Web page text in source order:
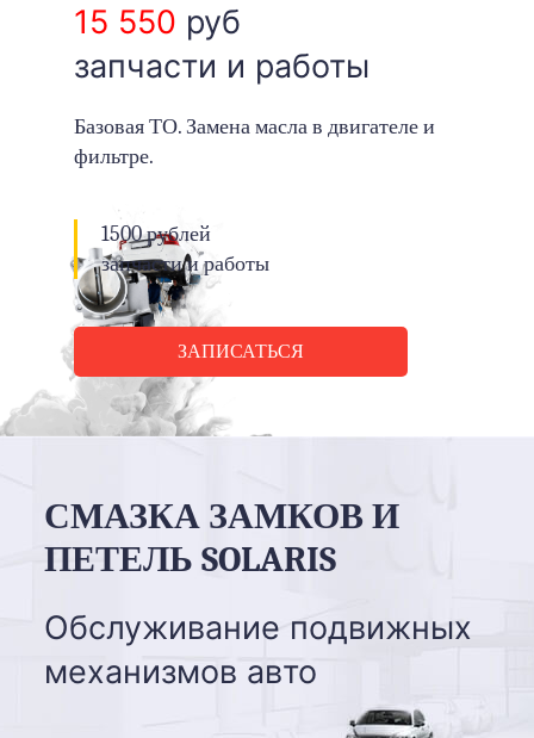
15 550 руб
запчасти и работы
Базовая ТО. Замена масла в двигателе и
фильтре.
1500 рублей
запчасти и работы
ЗАПИСАТЬСЯ
СМАЗКА ЗАМКОВ И
ПЕТЕЛЬ SOLARIS
Обслуживание подвижных
механизмов авто